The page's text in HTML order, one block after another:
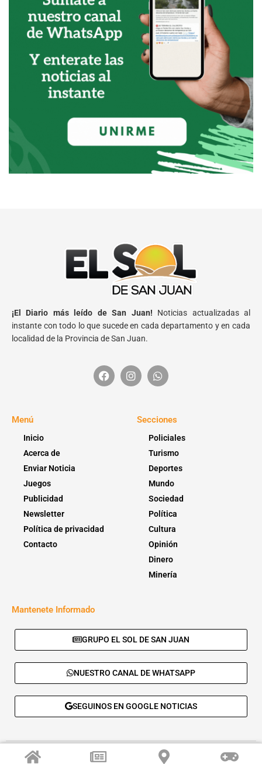
¡El Diario más leído de San Juan! Noticias actualizadas al
instante con todo lo que sucede en cada departamento y en cada
localidad de la Provincia de San Juan.
Menú
Inicio
Acerca de
Enviar Noticia
Juegos
Publicidad
Newsletter
Política de privacidad
Contacto
Secciones
Policiales
Turismo
Deportes
Mundo
Sociedad
Política
Cultura
Opinión
Dinero
Minería
Mantenete Informado
GRUPO EL SOL DE SAN JUAN
NUESTRO CANAL DE WHATSAPP
SEGUINOS EN GOOGLE NOTICIAS
© 2026 - El Sol de San Juan. Todos los derechos reservados. |